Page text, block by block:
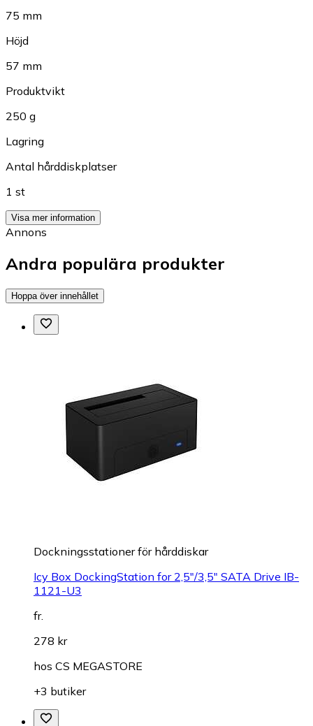
75 mm
Höjd
57 mm
Produktvikt
250 g
Lagring
Antal hårddiskplatser
1 st
Visa mer information
Annons
Andra populära produkter
Hoppa över innehållet
Dockningsstationer för hårddiskar
Icy Box DockingStation for 2,5"/3,5" SATA Drive IB-
1121-U3
fr.
278 kr
hos CS MEGASTORE
+3 butiker